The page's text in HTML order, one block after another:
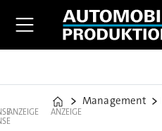
Home
Management
ANZEIGE ANZEIGE